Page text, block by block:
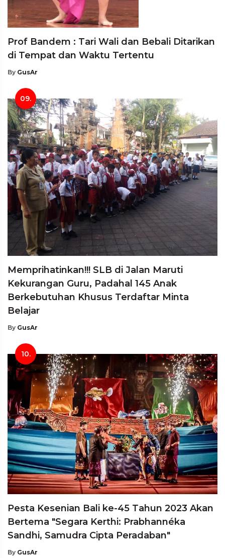
Prof Bandem : Tari Wali dan Bebali Ditarikan
di Tempat dan Waktu Tertentu
By GusAr
09.
Memprihatinkan!!! SLB di Jalan Maruti
Kekurangan Guru, Padahal 145 Anak
Berkebutuhan Khusus Terdaftar Minta
Belajar
By GusAr
10.
Pesta Kesenian Bali ke-45 Tahun 2023 Akan
Bertema "Segara Kerthi: Prabhannéka
Sandhi, Samudra Cipta Peradaban"
By GusAr